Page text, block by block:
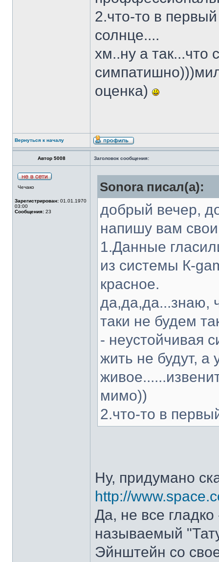
2.что-то в
солнце....
хм..ну а так...что
оценка)
Вернуться к началу
Автор 5008 Заголовок сообщения:
Чечако
Зарегистрирован: 01.01.1970
03:00
Сообщения: 23
Sonora писал(а):
добрый вечер,
напишу вам
1.Данные
из системы К-
красное.
да,да,да...знаю,
таки не будем
- неустойчивая
жить не будут, а
мимо))
2.что-то в
Ну, придумано
http://
Да, не все
называемый
Эйнштейн со